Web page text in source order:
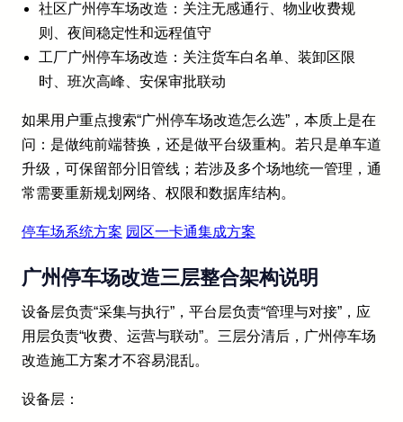
社区广州停车场改造：关注无感通行、物业收费规
则、夜间稳定性和远程值守
工厂广州停车场改造：关注货车白名单、装卸区限
时、班次高峰、安保审批联动
如果用户重点搜索“广州停车场改造怎么选”，本质上是在
问：是做纯前端替换，还是做平台级重构。若只是单车道
升级，可保留部分旧管线；若涉及多个场地统一管理，通
常需要重新规划网络、权限和数据库结构。
停车场系统方案 园区一卡通集成方案
广州停车场改造三层整合架构说明
设备层负责“采集与执行”，平台层负责“管理与对接”，应
用层负责“收费、运营与联动”。三层分清后，广州停车场
改造施工方案才不容易混乱。
设备层：